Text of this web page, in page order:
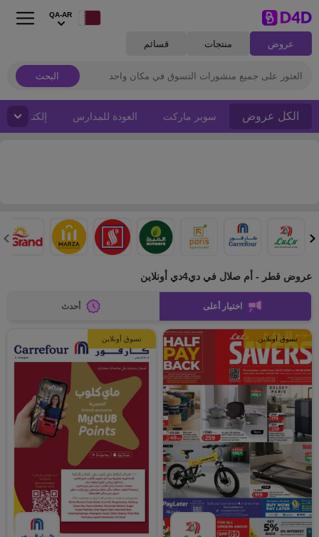
عروض منتجات قسائم
البحث
QA-AR
الكل عروض سوبر ماركت العودة للمدارس إلكترونيات
عروض قطر - أم صلال في دي4دي أونلاين
اختيار أعلى أحدث
تسوق أونلاين تسوق أونلاين